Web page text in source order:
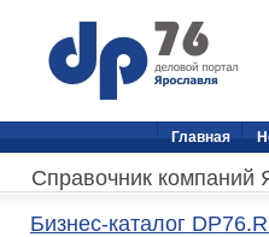
Главная
Справочник компаний
Бизнес-каталог